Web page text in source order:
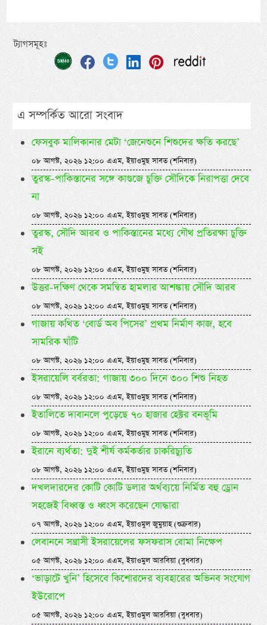
ট্যাগসমূহঃ
এ সম্পর্কিত আরো সংবাদ
ফেসবুক মালিকানার মেটা ‘জেনেশুনে শিশুদের ক্ষতি করছে’
০৮ আগস্ট, ২০২৬ ১২:০০ এএম, ইয়াওমুছ সাবত (শনিবার)
তুরস্ক-পাকিস্তানের সঙ্গে কাগুজে চুক্তি সৌদিকে নিরাপত্তা দেবে
না
০৮ আগস্ট, ২০২৬ ১২:০০ এএম, ইয়াওমুছ সাবত (শনিবার)
তুরস্ক, সৌদি আরব ও পাকিস্তানের মধ্যে যৌথ প্রতিরক্ষা চুক্তি
সই
০৮ আগস্ট, ২০২৬ ১২:০০ এএম, ইয়াওমুছ সাবত (শনিবার)
উত্তর-দক্ষিণ থেকে সমন্বিত হামলার আশঙ্কায় সৌদি আরব
০৮ আগস্ট, ২০২৬ ১২:০০ এএম, ইয়াওমুছ সাবত (শনিবার)
গাজায় কথিত ‘বোর্ড অব পিসের’ প্রথম নির্মাণ কাজ, হবে
সামরিক ঘাঁটি
০৮ আগস্ট, ২০২৬ ১২:০০ এএম, ইয়াওমুছ সাবত (শনিবার)
ইসরায়েলি বর্বরতা: গাজায় ৩০০ দিনে ৩০০ শিশু নিহত
০৮ আগস্ট, ২০২৬ ১২:০০ এএম, ইয়াওমুছ সাবত (শনিবার)
ইতালিতে দাবানলে পুড়েছে ৭০ হাজার হেক্টর বনভূমি
০৮ আগস্ট, ২০২৬ ১২:০০ এএম, ইয়াওমুছ সাবত (শনিবার)
ইরানে ব্যর্থতা: দুই শীর্ষ কর্মকর্তার চাকরিচ্যুতি
০৮ আগস্ট, ২০২৬ ১২:০০ এএম, ইয়াওমুছ সাবত (শনিবার)
দখলদারদের কোটি কোটি ডলার অর্থব্যয়ে নির্মিত বহু ড্রোন
সহজেই বিধ্বস্ত ও ধ্বংস করেছেন যোদ্ধারা
০৭ আগস্ট, ২০২৬ ১২:০০ এএম, ইয়াওমুল জুমুয়াহ (শুক্রবার)
লেবাননে সন্ত্রাসী ইসরায়েলের ফসফরাস বোমা নিক্ষেপ
০৫ আগস্ট, ২০২৬ ১২:০০ এএম, ইয়াওমুল আরবিয়া (বুধবার)
‘ভাড়াটে খুনি’ হিসেবে কিশোরদের ব্যবহারের অভিনব সংযোগ
ইউরোপে
০৫ আগস্ট, ২০২৬ ১২:০০ এএম, ইয়াওমুল আরবিয়া (বুধবার)